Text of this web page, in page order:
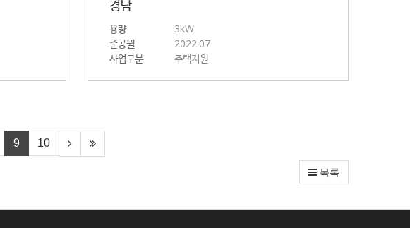
경남
용량
3kW
준공월
2022.07
사업구분
주택지원
9 10
목록